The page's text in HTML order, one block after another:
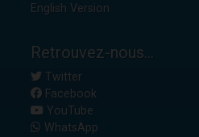
English Version
Retrouvez-nous...
Twitter
Facebook
YouTube
WhatsApp